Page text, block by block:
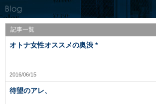
記事一覧
オトナ女性オススメの奥渋 *
2016/06/15
待望のアレ、